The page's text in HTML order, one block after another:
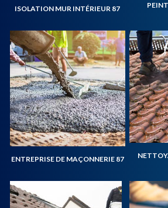
ISOLATION MUR INTÉRIEUR 87
ENTREPRISE DE MAÇONNERIE 87